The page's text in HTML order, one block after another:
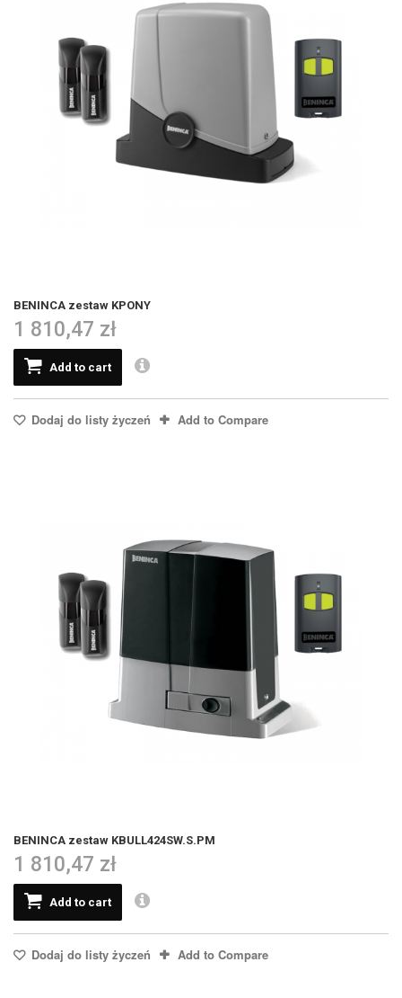
BENINCA zestaw KPONY
1 810,47 zł
Add to cart
Dodaj do listy życzeń Add to Compare
BENINCA zestaw KBULL424SW.S.PM
1 810,47 zł
Add to cart
Dodaj do listy życzeń Add to Compare